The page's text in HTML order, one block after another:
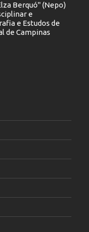
Berquó" (Nepo)
e
e Estudos de
de Campinas